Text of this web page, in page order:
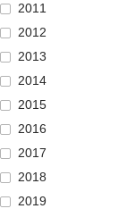
2011
2012
2013
2014
2015
2016
2017
2018
2019